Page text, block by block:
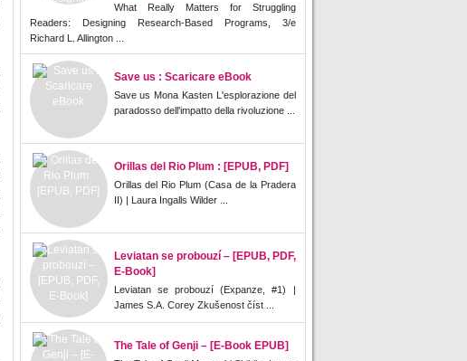
What Really Matters for Struggling
Readers: Designing Research-Based Programs, 3/e
Richard L. Allington ...
Save us : Scaricare eBook
Save us Mona Kasten L'esplorazione del
paradosso dell'impatto della rivoluzione ...
Orillas del Rio Plum : [EPUB, PDF]
Orillas del Rio Plum (Casa de la Pradera
II) | Laura Ingalls Wilder ...
Leviatan se probouzí – [EPUB, PDF,
E-Book]
Leviatan se probouzí (Expanze, #1) |
James S.A. Corey Zkušenost číst ...
The Tale of Genji – [E-Book EPUB]